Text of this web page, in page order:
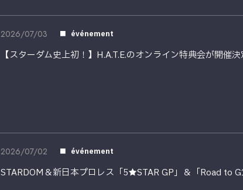
2026/07/03 événement
【スターダム史上初！】H.A.T.E.のオンライン特典会が開催決
2026/07/02 événement
STARDOM＆新日本プロレス「5★STAR GP」＆「Road to